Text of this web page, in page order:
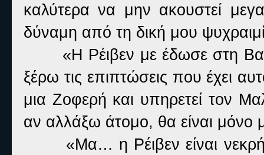
καλύτερα να μην ακουστεί
δύναμη από τη δική μου
«Η Ρέιβεν με έδωσε στη
ξέρω τις επιπτώσεις που έχει
μια Ζοφερή και υπηρετεί τον
αν αλλάξω άτομο, θα είναι μόνο
«Μα… η Ρέιβεν είναι